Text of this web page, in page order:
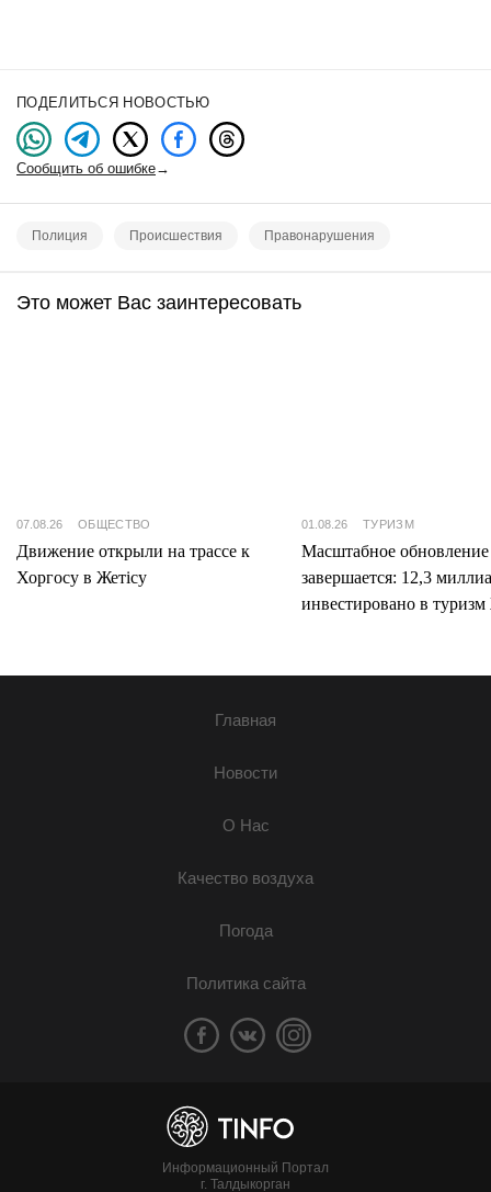
ПОДЕЛИТЬСЯ НОВОСТЬЮ
Сообщить об ошибке→
Полиция Происшествия Правонарушения
Это может Вас заинтересовать
07.08.26 ОБЩЕСТВО
Движение открыли на трассе к
Хоргосу в Жетісу
01.08.26 ТУРИЗМ
Масштабное
завершается: 12,3
инвестировано в туризм
Главная
Новости
О Нас
Качество воздуха
Погода
Политика сайта
Информационный Портал
г. Талдыкорган